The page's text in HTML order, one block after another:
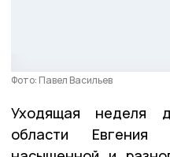
Фото: Павел Васильев
Уходящая неделя
области Евгения